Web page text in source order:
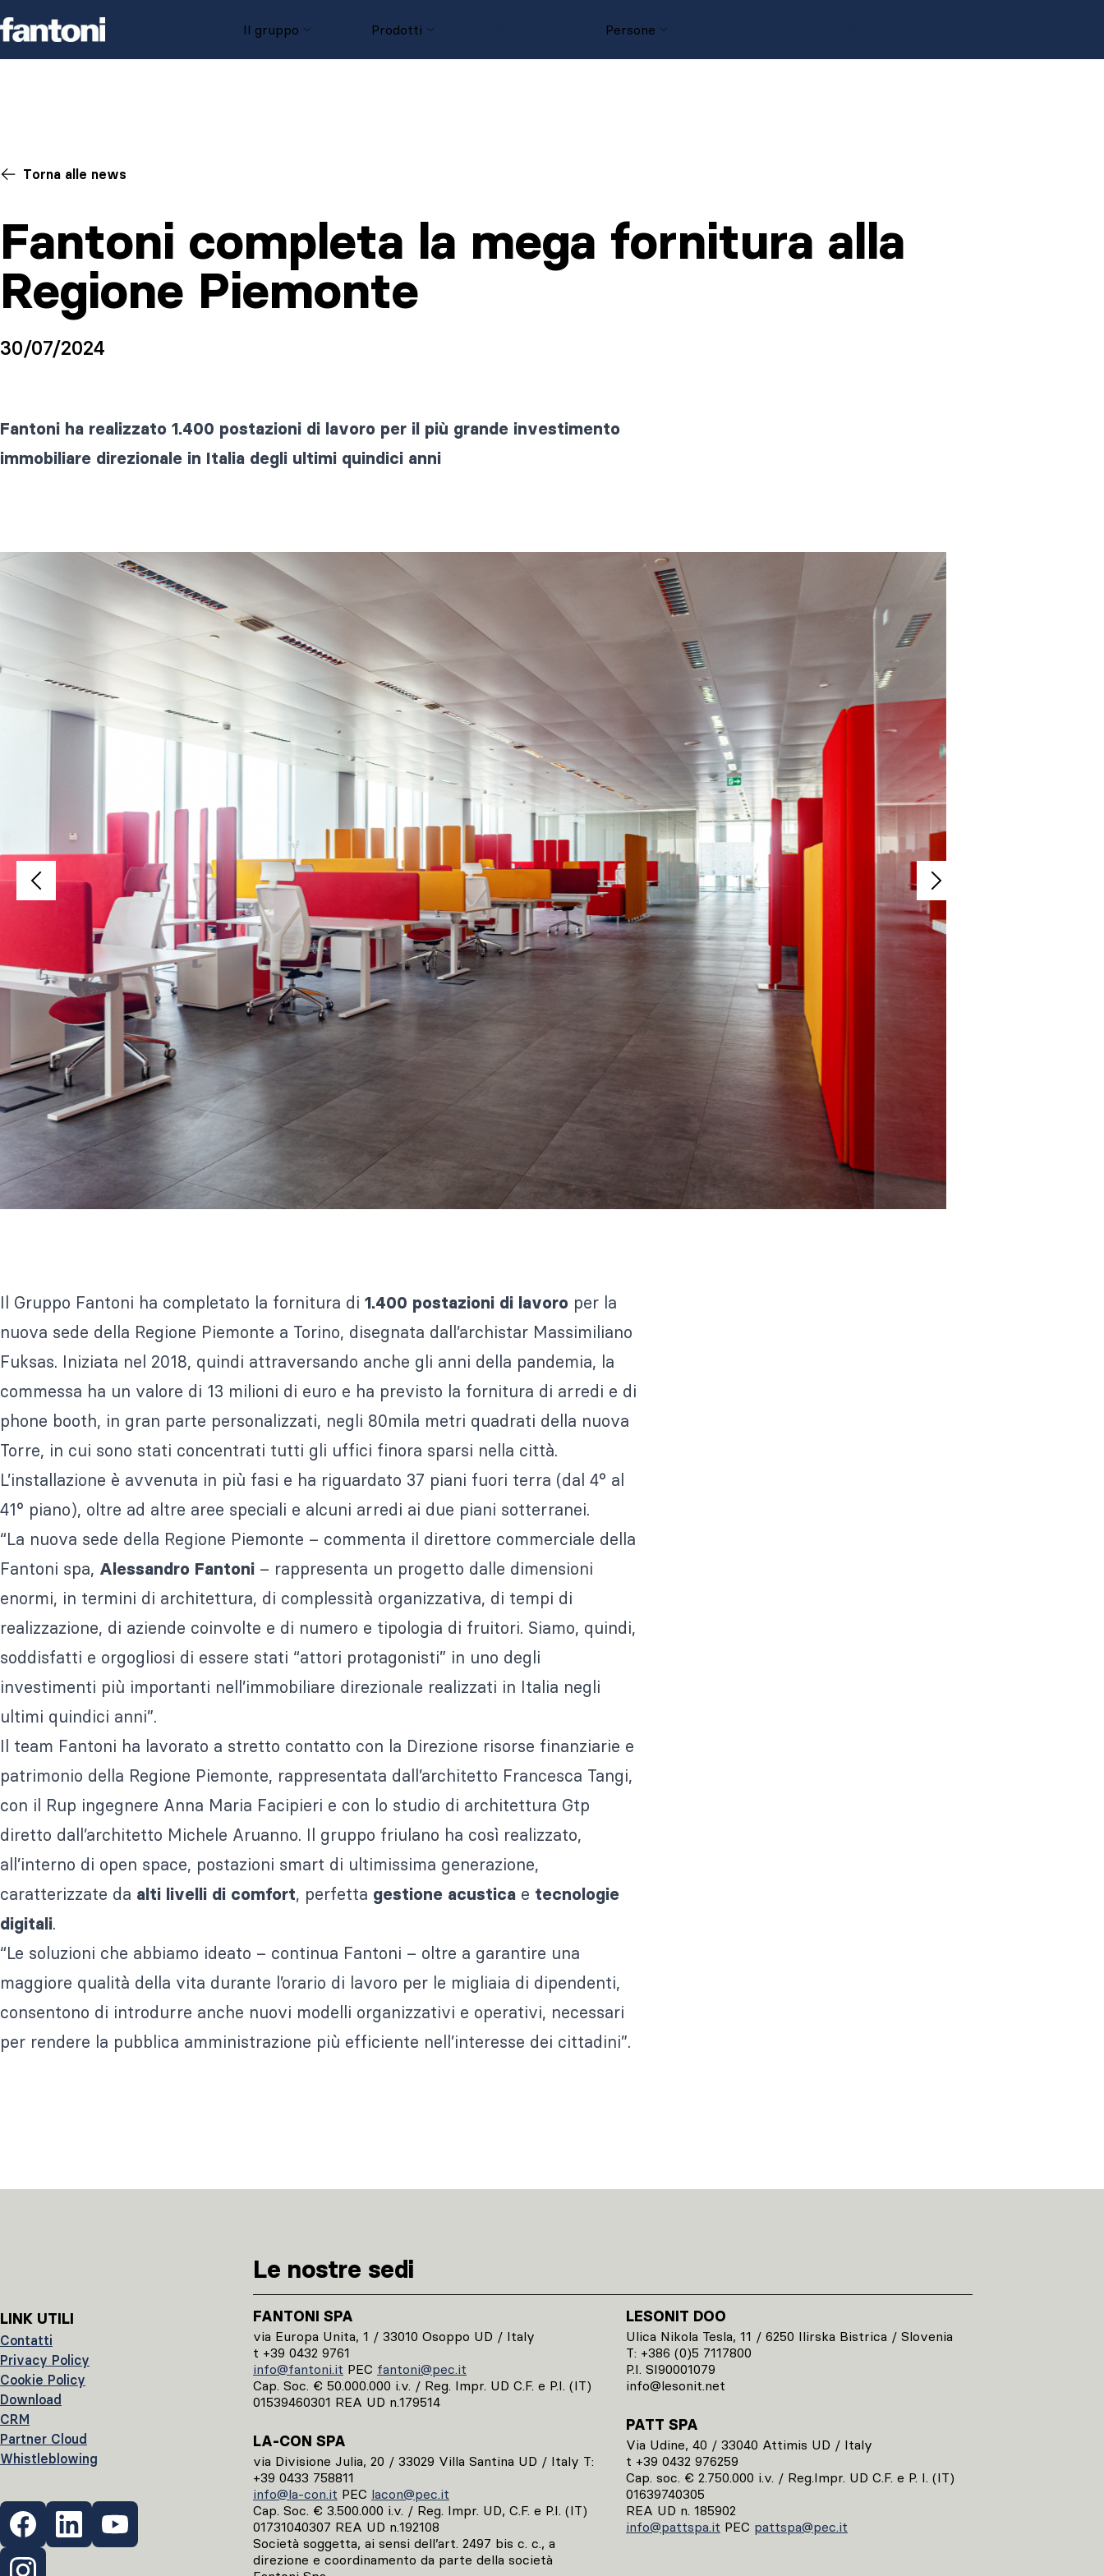
Il gruppo
Prodotti Persone
Torna alle news
Fantoni completa la mega fornitura alla
Regione Piemonte
30/07/2024
Fantoni ha realizzato 1.400 postazioni di lavoro per il più grande investimento
immobiliare direzionale in Italia degli ultimi quindici anni
Il Gruppo Fantoni ha completato la fornitura di 1.400 postazioni di lavoro per la
nuova sede della Regione Piemonte a Torino, disegnata dall’archistar Massimiliano
Fuksas. Iniziata nel 2018, quindi attraversando anche gli anni della pandemia, la
commessa ha un valore di 13 milioni di euro e ha previsto la fornitura di arredi e di
phone booth, in gran parte personalizzati, negli 80mila metri quadrati della nuova
Torre, in cui sono stati concentrati tutti gli uffici finora sparsi nella città.
L’installazione è avvenuta in più fasi e ha riguardato 37 piani fuori terra (dal 4° al
41° piano), oltre ad altre aree speciali e alcuni arredi ai due piani sotterranei.
“La nuova sede della Regione Piemonte – commenta il direttore commerciale della
Fantoni spa, Alessandro Fantoni – rappresenta un progetto dalle dimensioni
enormi, in termini di architettura, di complessità organizzativa, di tempi di
realizzazione, di aziende coinvolte e di numero e tipologia di fruitori. Siamo, quindi,
soddisfatti e orgogliosi di essere stati “attori protagonisti” in uno degli
investimenti più importanti nell’immobiliare direzionale realizzati in Italia negli
ultimi quindici anni”.
Il team Fantoni ha lavorato a stretto contatto con la Direzione risorse finanziarie e
patrimonio della Regione Piemonte, rappresentata dall’architetto Francesca Tangi,
con il Rup ingegnere Anna Maria Facipieri e con lo studio di architettura Gtp
diretto dall’architetto Michele Aruanno. Il gruppo friulano ha così realizzato,
all’interno di open space, postazioni smart di ultimissima generazione,
caratterizzate da alti livelli di comfort, perfetta gestione acustica e tecnologie
digitali.
“Le soluzioni che abbiamo ideato – continua Fantoni – oltre a garantire una
maggiore qualità della vita durante l’orario di lavoro per le migliaia di dipendenti,
consentono di introdurre anche nuovi modelli organizzativi e operativi, necessari
per rendere la pubblica amministrazione più efficiente nell’interesse dei cittadini”.
LINK UTILI
Contatti
Privacy Policy
Cookie Policy
Download
CRM
Partner Cloud
Whistleblowing
Le nostre sedi
FANTONI SPA
via Europa Unita, 1 / 33010 Osoppo UD / Italy
t +39 0432 9761
info@fantoni.it PEC fantoni@pec.it
Cap. Soc. € 50.000.000 i.v. / Reg. Impr. UD C.F. e P.I. (IT)
01539460301 REA UD n.179514
LA-CON SPA
via Divisione Julia, 20 / 33029 Villa Santina UD / Italy T:
+39 0433 758811
info@la-con.it PEC lacon@pec.it
Cap. Soc. € 3.500.000 i.v. / Reg. Impr. UD, C.F. e P.I. (IT)
01731040307 REA UD n.192108
Società soggetta, ai sensi dell’art. 2497 bis c. c., a
direzione e coordinamento da parte della società
LESONIT DOO
Ulica Nikola Tesla, 11 / 6250 Ilirska Bistrica / Slovenia
T: +386 (0)5 7117800
P.I. SI90001079
info@lesonit.net
PATT SPA
Via Udine, 40 / 33040 Attimis UD / Italy
t +39 0432 976259
Cap. soc. € 2.750.000 i.v. / Reg.Impr. UD C.F. e P. I. (IT)
01639740305
REA UD n. 185902
info@pattspa.it PEC pattspa@pec.it